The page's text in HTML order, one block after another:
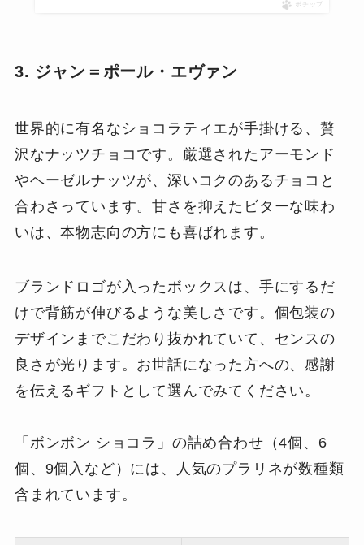
ポチップ
3. ジャン＝ポール・エヴァン
世界的に有名なショコラティエが手掛ける、贅
沢なナッツチョコです。厳選されたアーモンド
やヘーゼルナッツが、深いコクのあるチョコと
合わさっています。甘さを抑えたビターな味わ
いは、本物志向の方にも喜ばれます。
ブランドロゴが入ったボックスは、手にするだ
けで背筋が伸びるような美しさです。個包装の
デザインまでこだわり抜かれていて、センスの
良さが光ります。お世話になった方への、感謝
を伝えるギフトとして選んでみてください。
「ボンボン ショコラ」の詰め合わせ（4個、6
個、9個入など）には、人気のプラリネが数種類
含まれています。